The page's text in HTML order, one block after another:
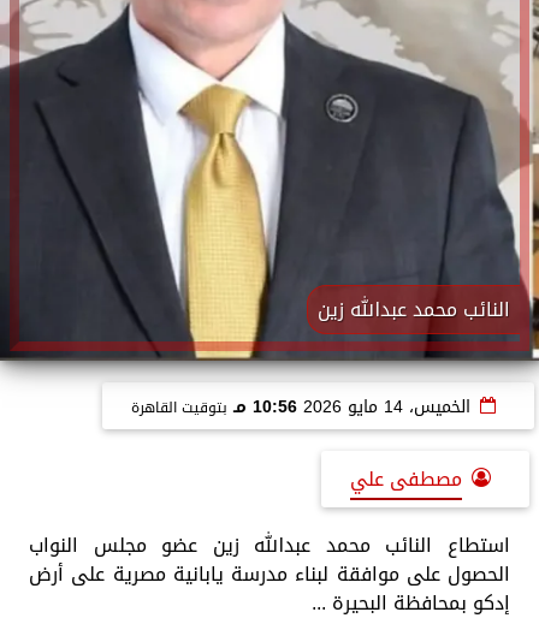
النائب محمد عبدالله زين
الخميس، 14 مايو 2026 10:56 مـ بتوقيت القاهرة
مصطفى علي
استطاع النائب محمد عبدالله زين عضو مجلس النواب
الحصول على موافقة لبناء مدرسة يابانية مصرية على أرض
إدكو بمحافظة البحيرة ...